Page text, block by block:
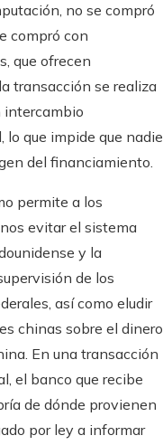
no se compró
compró con
que ofrecen
transacción se realiza
intercambio
lo que impide que nadie
del financiamiento.
permite a los
evitar el sistema
y la
de los
así como eludir
chinas sobre el dinero
En una transacción
el banco que recibe
de dónde provienen
por ley a informar